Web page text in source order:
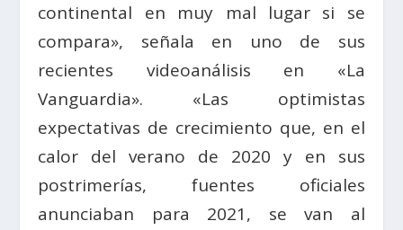
continental en muy mal lugar si se
compara», señala en uno de sus
recientes videoanálisis en «La
Vanguardia». «Las optimistas
expectativas de crecimiento que, en el
calor del verano de 2020 y en sus
postrimerías, fuentes oficiales
anunciaban para 2021, se van al